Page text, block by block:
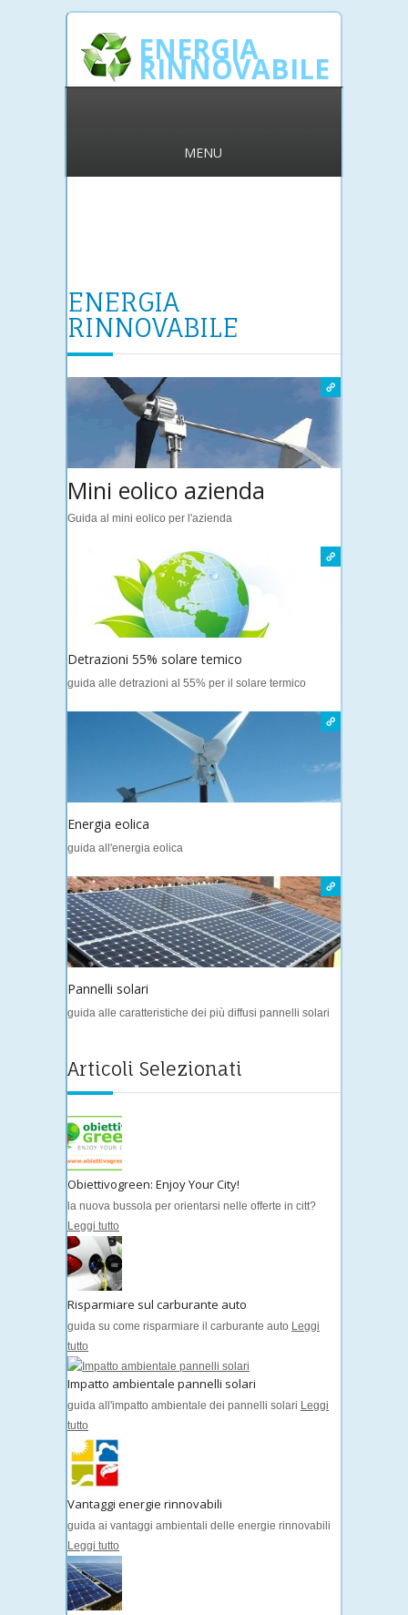
ENERGIA
RINNOVABILE
MENU
ENERGIA
RINNOVABILE
Mini eolico azienda
Guida al mini eolico per l'azienda
Detrazioni 55% solare temico
guida alle detrazioni al 55% per il solare termico
Energia eolica
guida all'energia eolica
Pannelli solari
guida alle caratteristiche dei più diffusi pannelli solari
Articoli Selezionati
Obiettivogreen: Enjoy Your City!
la nuova bussola per orientarsi nelle offerte in citt?
Leggi tutto
Risparmiare sul carburante auto
guida su come risparmiare il carburante auto Leggi
tutto
Impatto ambientale pannelli solari
guida all'impatto ambientale dei pannelli solari Leggi
tutto
Vantaggi energie rinnovabili
guida ai vantaggi ambientali delle energie rinnovabili
Leggi tutto